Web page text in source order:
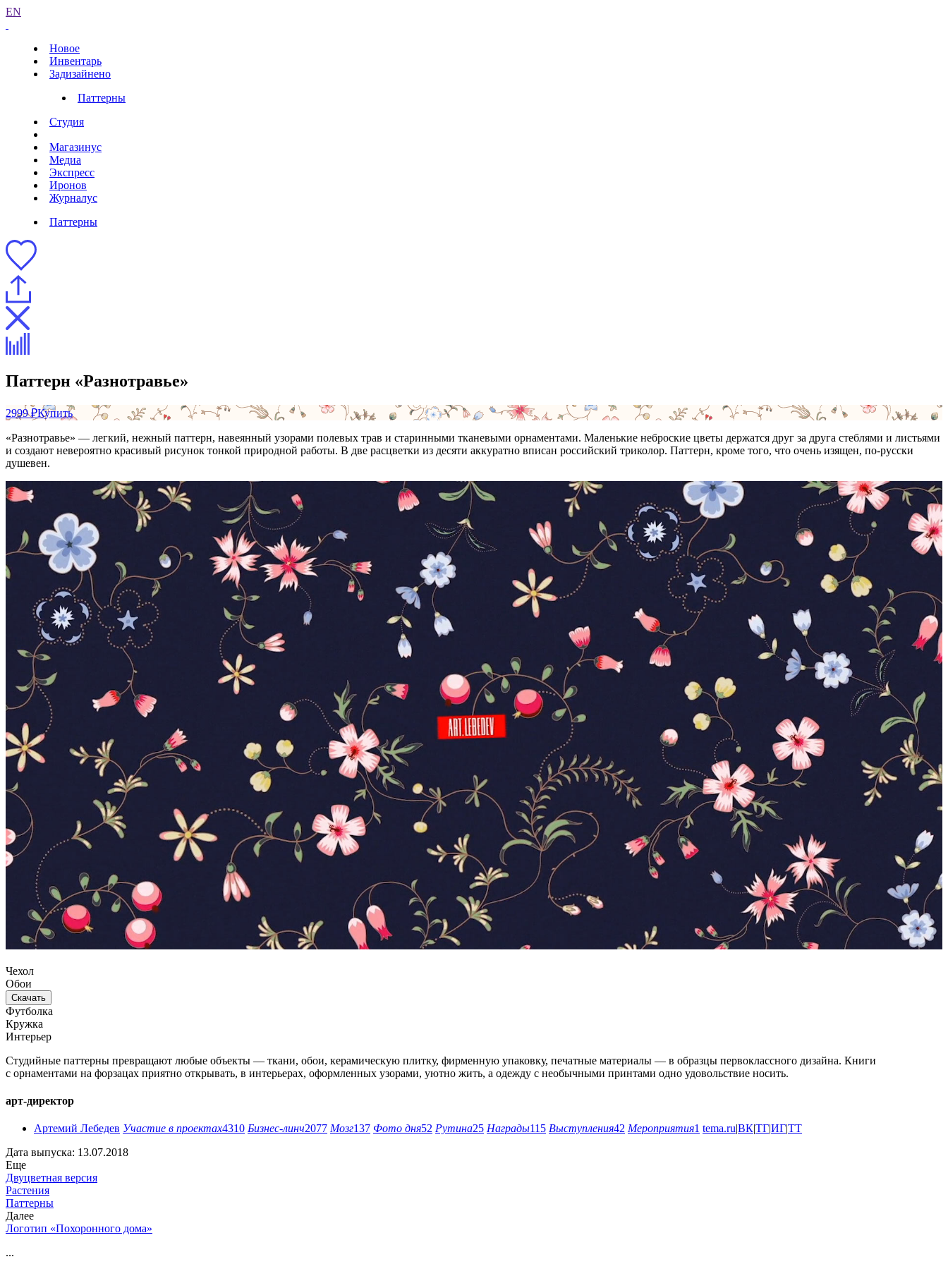
EN
Новое
Инвентарь
Задизайнено
Паттерны
Студия
Магазинус
Медиа
Экспресс
Иронов
Журналус
Паттерны
Паттерн «Разнотравье»
2999 ₽Купить
«Разнотравье» — легкий, нежный паттерн, навеянный узорами полевых трав и старинными тканевыми орнаментами. Маленькие неброские цветы держатся друг за друга стеблями и листьями
и создают невероятно красивый рисунок тонкой природной работы. В две расцветки из десяти аккуратно вписан российский триколор. Паттерн, кроме того, что очень изящен, по-русски
душевен.
Чехол
Обои
Скачать
Футболка
Кружка
Интерьер
Студийные паттерны превращают любые объекты — ткани, обои, керамическую плитку, фирменную упаковку, печатные материалы — в образцы первоклассного дизайна. Книги
с орнаментами на форзацах приятно открывать, в интерьерах, оформленных узорами, уютно жить, а одежду с необычными принтами одно удовольствие носить.
арт-директор
Артемий Лебедев Участие в проектах4310 Бизнес-линч2077 Мозг137 Фото дня52 Рутина25 Награды115 Выступления42 Мероприятия1 tema.ru|ВК|ТГ|ИГ|ТТ
Дата выпуска: 13.07.2018
Еще
Двуцветная версия
Растения
Паттерны
Далее
Логотип «Похоронного дома»
...